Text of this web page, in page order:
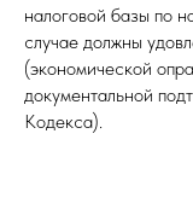
налоговой базы по
случае должны
(экономической
документальной
Кодекса).